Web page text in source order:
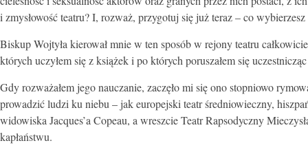
i zmysłowość teatru? I, rozważ, przygotuj się już teraz – co
Biskup Wojtyła kierował mnie w ten sposób w rejony teatru
których uczyłem się z książek i po których poruszałem się
Gdy rozważałem jego nauczanie, zaczęło mi się ono stopniowo
prowadzić ludzi ku niebu – jak europejski teatr średniowieczny,
widowiska Jacques’a Copeau, a wreszcie Teatr Rapsodyczny
kapłaństwu.